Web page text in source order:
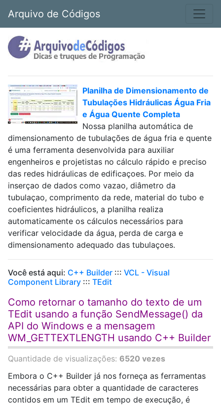
Arquivo de Códigos
Planilha de Dimensionamento de
Tubulações Hidráulicas Água Fria
e Água Quente Completa
Nossa planilha automática de
dimensionamento de tubulações de água fria e quente
é uma ferramenta desenvolvida para auxiliar
engenheiros e projetistas no cálculo rápido e preciso
das redes hidráulicas de edificaçoes. Por meio da
inserçao de dados como vazao, diâmetro da
tubulaçao, comprimento da rede, material do tubo e
coeficientes hidráulicos, a planilha realiza
automaticamente os cálculos necessários para
verificar velocidade da água, perda de carga e
dimensionamento adequado das tubulaçoes.
Você está aqui: C++ Builder ::: VCL - Visual
Component Library ::: TEdit
Como retornar o tamanho do texto de um
TEdit usando a função SendMessage() da
API do Windows e a mensagem
WM_GETTEXTLENGTH usando C++ Builder
Quantidade de visualizações: 6520 vezes
Embora o C++ Builder já nos forneça as ferramentas
necessárias para obter a quantidade de caracteres
contidos em um TEdit em tempo de execução, é